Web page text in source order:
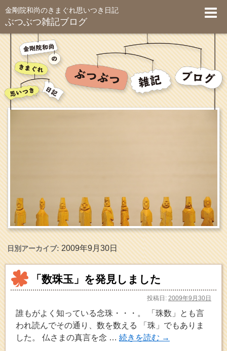
金剛院和尚のきまぐれ思いつき日記
ぶつぶつ雑記ブログ
日別アーカイブ:2009年9月30日
「数珠玉」を発見しました
投稿日: 2009年9月30日
誰もがよく知っている念珠・・・。 「珠数」とも言
われ読んでその通り、数を数える 「珠」でもありま
した。 仏さまの真言を念 … 続きを読む →